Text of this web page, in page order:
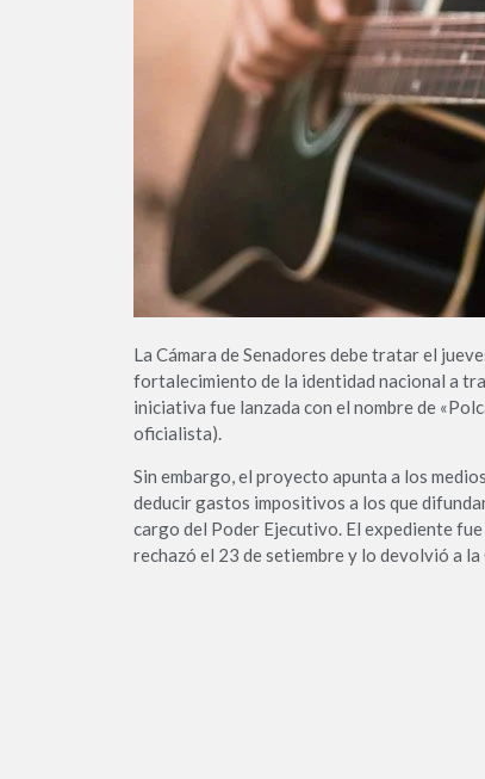
La Cámara de Senadores debe tratar el
fortalecimiento de la identidad nacional a
iniciativa fue lanzada con el nombre de
oficialista).
Sin embargo, el proyecto apunta a los
deducir gastos impositivos a los que
cargo del Poder Ejecutivo. El expediente
rechazó el 23 de setiembre y lo devolvió a